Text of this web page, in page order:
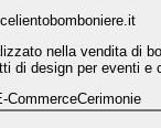
celientobomboniere.it
nella vendita di
di design per eventi e
CommerceCerimonie